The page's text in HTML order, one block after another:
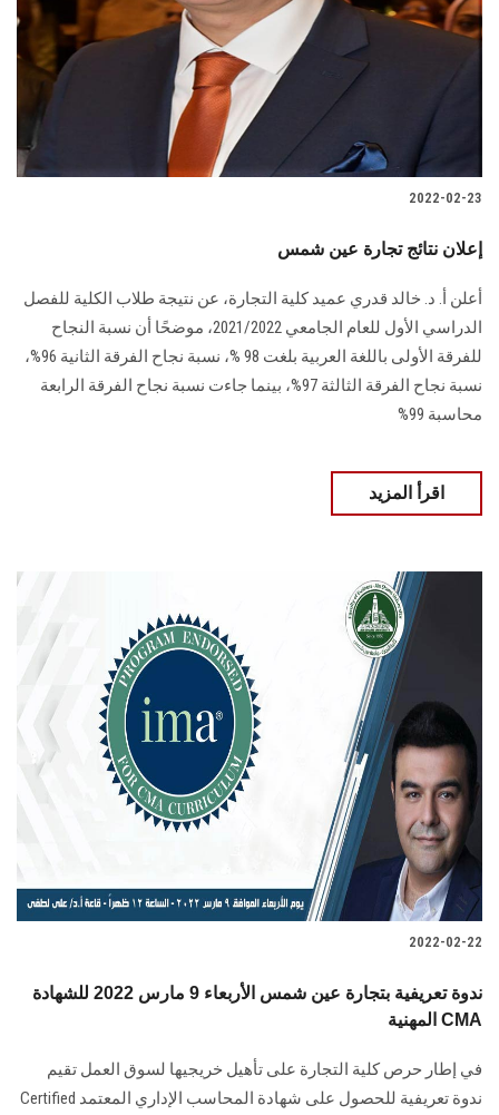
2022-02-23
إعلان نتائج تجارة عين شمس
أعلن أ. د. خالد قدري عميد كلية التجارة، عن نتيجة طلاب الكلية للفصل
الدراسي الأول للعام الجامعي 2021/2022، موضحًا أن نسبة النجاح
للفرقة الأولى باللغة العربية بلغت 98 %، نسبة نجاح الفرقة الثانية 96%،
نسبة نجاح الفرقة الثالثة 97%، بينما جاءت نسبة نجاح الفرقة الرابعة
محاسبة 99%
اقرأ المزيد
2022-02-22
ندوة تعريفية بتجارة عين شمس الأربعاء 9 مارس 2022 للشهادة
المهنية CMA
في إطار حرص كلية التجارة على تأهيل خريجيها لسوق العمل تقيم
ندوة تعريفية للحصول على شهادة المحاسب الإداري المعتمد Certified